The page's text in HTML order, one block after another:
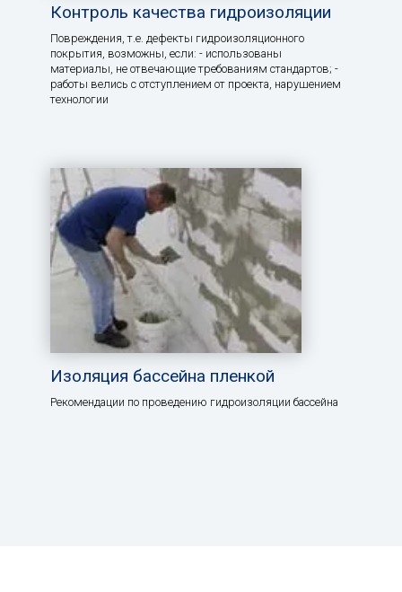
Контроль качества гидроизоляции
Повреждения, т.е. дефекты гидроизоляционного
покрытия, возможны, если: - использованы
материалы, не отвечающие требованиям стандартов; -
работы велись с отступлением от проекта, нарушением
технологии
Изоляция бассейна пленкой
Рекомендации по проведению гидроизоляции бассейна